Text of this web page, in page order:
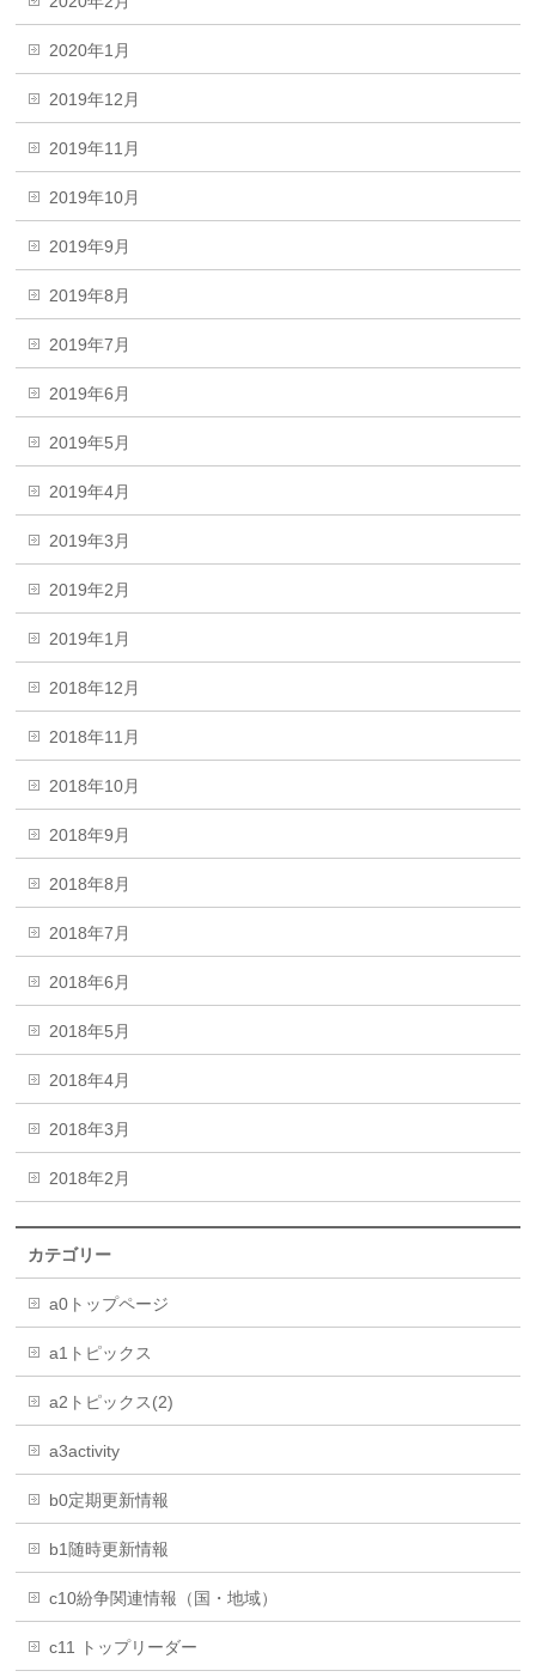
2020年1月
2019年12月
2019年11月
2019年10月
2019年9月
2019年8月
2019年7月
2019年6月
2019年5月
2019年4月
2019年3月
2019年2月
2019年1月
2018年12月
2018年11月
2018年10月
2018年9月
2018年8月
2018年7月
2018年6月
2018年5月
2018年4月
2018年3月
2018年2月
カテゴリー
a0トップページ
a1トピックス
a2トピックス(2)
a3activity
b0定期更新情報
b1随時更新情報
c10紛争関連情報（国・地域）
c11 トップリーダー